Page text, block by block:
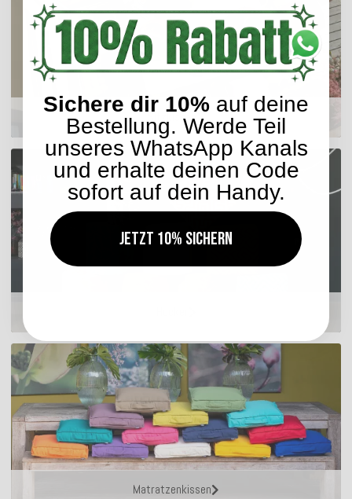
Sitzkissen
Matratzenkissen
Sichere dir 10% auf deine
Bestellung. Werde Teil
unseres WhatsApp Kanals
und erhalte deinen Code
sofort auf dein Handy.
Jetzt 10% sichern